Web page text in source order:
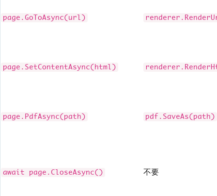
page.GoToAsync(url)
page.SetContentAsync(html)
page.PdfAsync(path) pdf.SaveAs(path)
await page.CloseAsync() 不要